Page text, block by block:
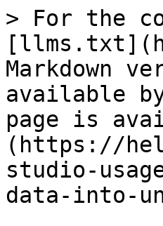
> For the
Markdown
available
page is
(https://
studio-
data-into-